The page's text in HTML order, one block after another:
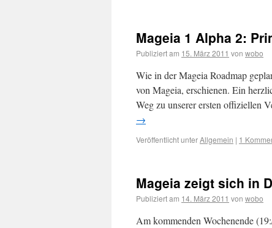
Mageia 1 Alpha 2:
Publiziert am 15. März 2011 von wobo
Wie in der Mageia Roadmap
von Mageia, erschienen. Ein
Weg zu unserer ersten offiziellen
→
Veröffentlicht unterAllgemein | 1
Mageia zeigt sich in
Publiziert am 14. März 2011 von wobo
Am kommenden Wochenende